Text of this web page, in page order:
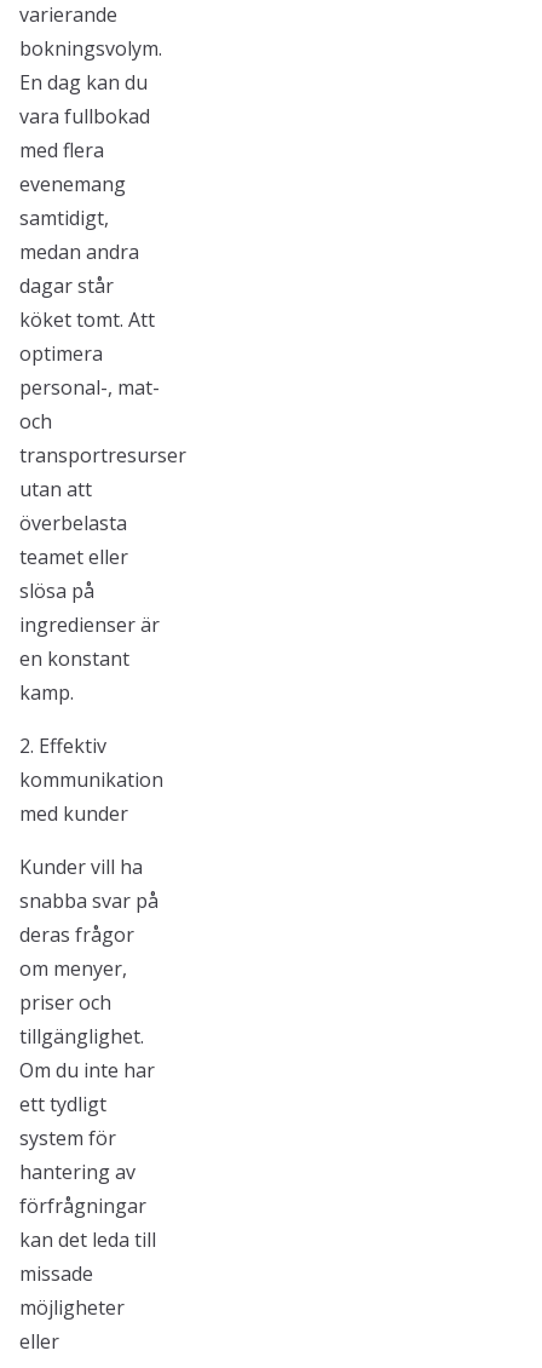
varierande
bokningsvolym.
En dag kan du
vara fullbokad
med flera
evenemang
samtidigt,
medan andra
dagar står
köket tomt. Att
optimera
personal-, mat-
och
transportresurser
utan att
överbelasta
teamet eller
slösa på
ingredienser är
en konstant
kamp.
2. Effektiv
kommunikation
med kunder
Kunder vill ha
snabba svar på
deras frågor
om menyer,
priser och
tillgänglighet.
Om du inte har
ett tydligt
system för
hantering av
förfrågningar
kan det leda till
missade
möjligheter
eller